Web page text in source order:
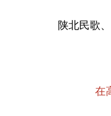
陕北民歌
在